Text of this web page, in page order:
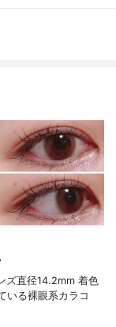
ズ直径14.2mm 着色
いる裸眼系カラコ